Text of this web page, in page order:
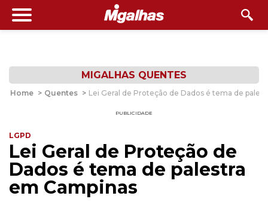
MIGALHAS QUENTES
Home > Quentes > Lei Geral de Proteção de Dados é tema de
PUBLICIDADE
LGPD
Lei Geral de Proteção de
Dados é tema de palestra
em Campinas